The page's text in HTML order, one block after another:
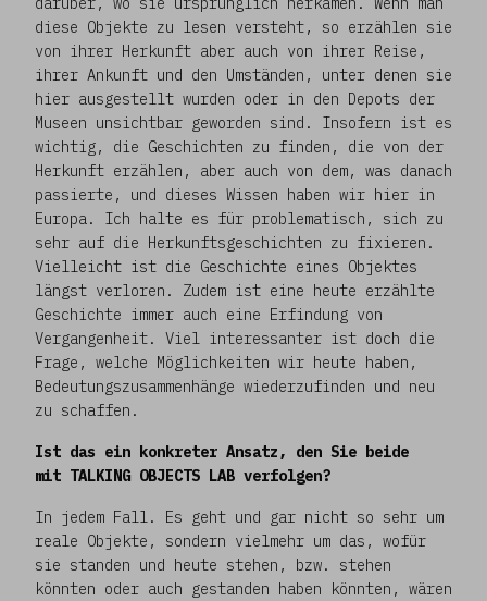
diese Objekte zu lesen versteht, so erzählen sie
von ihrer Herkunft aber auch von ihrer Reise,
ihrer Ankunft und den Umständen, unter denen sie
hier ausgestellt wurden oder in den Depots der
Museen unsichtbar geworden sind. Insofern ist es
wichtig, die Geschichten zu finden, die von der
Herkunft erzählen, aber auch von dem, was danach
passierte, und dieses Wissen haben wir hier in
Europa. Ich halte es für problematisch, sich zu
sehr auf die Herkunftsgeschichten zu fixieren.
Vielleicht ist die Geschichte eines Objektes
längst verloren. Zudem ist eine heute erzählte
Geschichte immer auch eine Erfindung von
Vergangenheit. Viel interessanter ist doch die
Frage, welche Möglichkeiten wir heute haben,
Bedeutungszusammenhänge wiederzufinden und neu
zu schaffen.
Ist das ein konkreter Ansatz, den Sie beide
mit TALKING OBJECTS LAB verfolgen?
In jedem Fall. Es geht und gar nicht so sehr um
reale Objekte, sondern vielmehr um das, wofür
sie standen und heute stehen, bzw. stehen
könnten oder auch gestanden haben könnten, wären